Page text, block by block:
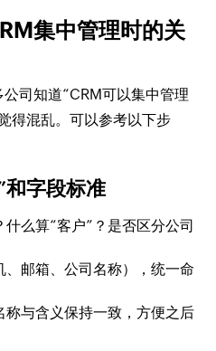
集中管理时的关
司知道“CRM可以集中管理
得混乱。可以参考以下步
和字段标准
什么算“客户”？是否区分公司
、邮箱、公司名称），统一命
称与含义保持一致，方便之后